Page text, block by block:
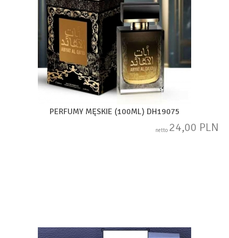
PERFUMY MĘSKIE (100ML) DH19075
netto 24,00 PLN